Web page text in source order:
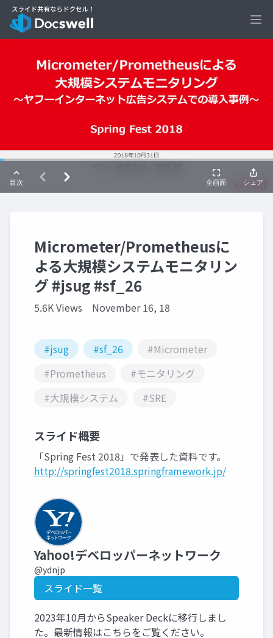
Micrometer/Prometheusに
よる大規模システムモニタリン
グ #jsug #sf_26
5.6K Views November 16, 18
#jsug #sf_26
#Micrometer
#Prometheus
#モニタリング
#大規模システム
#SRE
スライド概要
「Spring Fest 2018」で発表した資料です。
http://springfest2018.springframework.jp/
Yahoo!デベロッパーネットワーク
@ydnjp
スライド一覧
2023年10月からSpeaker Deckに移行しまし
た。最新情報はこちらをご覧ください。